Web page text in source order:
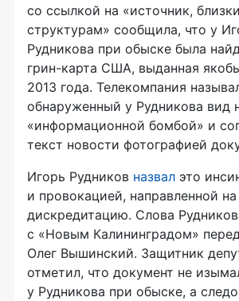
со ссылкой на «источник,
структурам» сообщила, что у
Рудникова при обыске была
грин-карта США, выданная
2013 года. Телекомпания
обнаруженный у Рудникова вид
«информационной бомбой» и
текст новости фотографией
Игорь Рудников назвал это
и провокацией, направленной на
дискредитацию. Слова
с «Новым Калининградом»
Олег Вышинский. Защитник
отметил, что документ не
у Рудникова при обыске, а